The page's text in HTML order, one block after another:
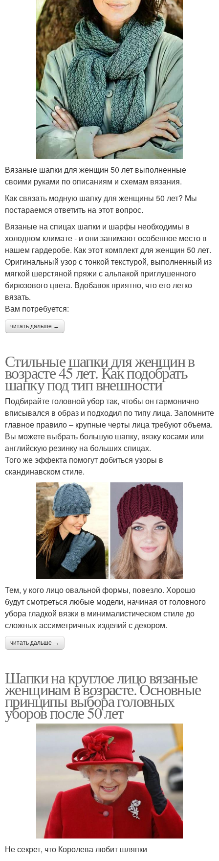
Вязаные шапки для женщин 50 лет выполненные
своими руками по описаниям и схемам вязания.
Как связать модную шапку для женщины 50 лет? Мы
постараемся ответить на этот вопрос.
Вязаные на спицах шапки и шарфы необходимы в
холодном климате - и они занимают особенное место в
нашем гардеробе. Как этот комплект для женщин 50 лет.
Оригинальный узор с тонкой текстурой, выполненный из
мягкой шерстяной пряжи с альпакой приглушенного
бирюзового цвета. Вдобавок приятно, что его легко
вязать.
Вам потребуется:
читать дальше →
Стильные шапки для женщин в
возрасте 45 лет. Как подобрать
шапку под тип внешности
Подбирайте головной убор так, чтобы он гармонично
вписывался в образ и подходил по типу лица. Запомните
главное правило – крупные черты лица требуют объема.
Вы можете выбрать большую шапку, вязку косами или
английскую резинку на больших спицах.
Того же эффекта помогут добиться узоры в
скандинавском стиле.
Тем, у кого лицо овальной формы, повезло. Хорошо
будут смотреться любые модели, начиная от головного
убора гладкой вязки в минималистическом стиле до
сложных ассиметричных изделий с декором.
читать дальше →
Шапки на круглое лицо вязаные
женщинам в возрасте. Основные
принципы выбора головных
уборов после 50 лет
Не секрет, что Королева любит шляпки